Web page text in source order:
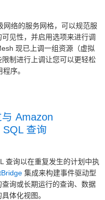
网络的服务网格，可以规范服
见性，并启用选项来进行调
现已上调一组资源（虚拟
制进行上调让您可以更轻松
序。
Amazon
查询
查询以在重复发生的计划中执
集成来构建事件驱动型
询或长期运行的查询、数据
体化视图。